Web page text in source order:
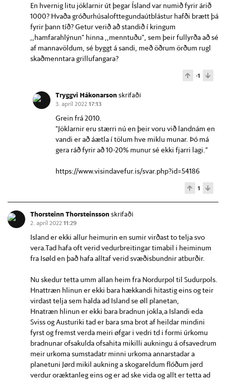
En hvernig litu jöklarnir út þegar Ísland var numið fyrir árið
1000? Hvaða gróðurhúsalofttegundaútblástur hafði brætt þá
fyrir þann tíð? Getur verið að standið í kringum
,,hamfarahlýnun" hinna ,,menntuðu", sem þeir fullyrða að sé
af mannavöldum, sé byggt á sandi, með öðrum örðum rugl
skaðmenntara grillufangara?
-1
Tryggvi Hákonarson skrifaði
3. apríl 2022 17:13
Grein frá 2010.
"Jöklarnir eru stærri nú en þeir voru við landnám en
vandi er að áætla í tölum hve miklu munar. Þó má
gera ráð fyrir að 10-20% munur sé ekki fjarri lagi."
https://www.visindavefur.is/svar.php?id=54186
1
Thorsteinn Thorsteinsson skrifaði
2. apríl 2022 11:29
Island er ekki allur heimurin en sumir virðast to telja svo
vera.Tad hafa oft verid vedurbreitingar timabil i heiminum
fra Isøld en það hafa alltaf verid svæðisbundnir atburðir.
Nu skedur tetta umm allan heim fra Nordurpol til Sudurpols.
Hnattræn hlinun er ekki bara hækkandi hitastig eins og teir
virdast telja sem halda ad Island se øll planetan,
Hnatræn hlinun er ekki bara bradnun jokla,a Islandi eda
Sviss og Austuriki tad er bara sma brot af heildar mindini
fyrst og fremst verda meiri øfgar i vedri td i formi úrkomu
bradnunar ofsakulda ofsahita mikilli aukningu á ofsavedrum
meir urkoma sumstadatr minni urkoma annarstadar a
planetuni Jørd mikil aukning a skogareldum flóðum jørd
verdur oræktanleg eins og er ad ske vida og allt er tetta ad